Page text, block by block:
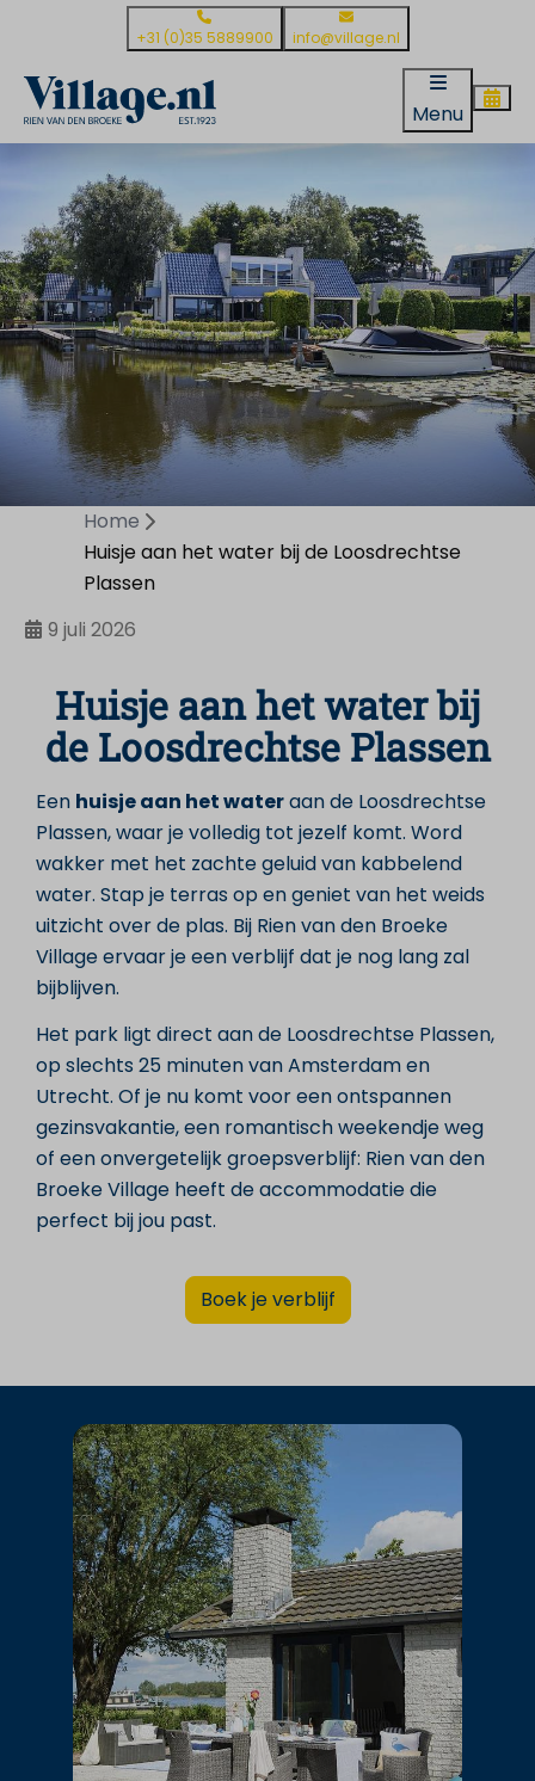
+31 (0)35 5889900 info@village.nl
Menu
Home
Huisje aan het water bij de Loosdrechtse
Plassen
9 juli 2026
Huisje aan het water bij
de Loosdrechtse Plassen
Een huisje aan het wateraan de Loosdrechtse
Plassen, waar je volledig tot jezelf komt. Word
wakker met het zachte geluid van kabbelend
water. Stap je terras op en geniet van het weids
uitzicht over de plas. Bij Rien van den Broeke
Village ervaar je een verblijf dat je nog lang zal
bijblijven.
Het park ligt direct aan de Loosdrechtse Plassen,
op slechts 25 minuten van Amsterdam en
Utrecht. Of je nu komt voor een ontspannen
gezinsvakantie, een romantisch weekendje weg
of een onvergetelijk groepsverblijf: Rien van den
Broeke Village heeft de accommodatie die
perfect bij jou past.
Boek je verblijf